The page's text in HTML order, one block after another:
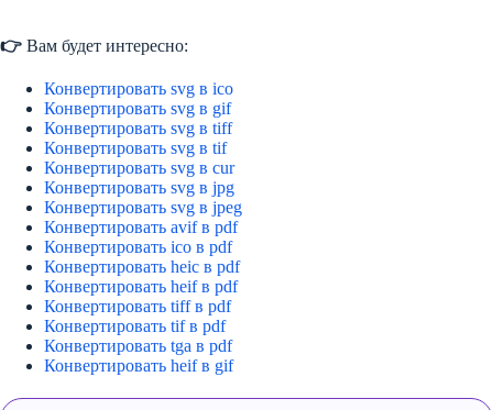
👉 Вам будет интересно:
Конвертировать svg в ico
Конвертировать svg в gif
Конвертировать svg в tiff
Конвертировать svg в tif
Конвертировать svg в cur
Конвертировать svg в jpg
Конвертировать svg в jpeg
Конвертировать avif в pdf
Конвертировать ico в pdf
Конвертировать heic в pdf
Конвертировать heif в pdf
Конвертировать tiff в pdf
Конвертировать tif в pdf
Конвертировать tga в pdf
Конвертировать heif в gif